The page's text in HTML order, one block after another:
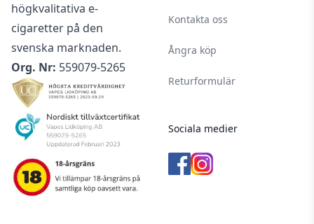
högkvalitativa e-
cigaretter på den
svenska marknaden.
Org. Nr: 559079-5265
Kontakta oss
Ångra köp
Returformulär
Sociala medier